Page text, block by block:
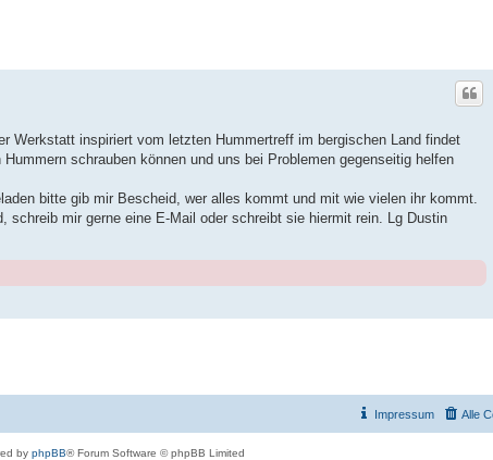
Werkstatt inspiriert vom letzten Hummertreff im bergischen Land findet
schrauben können und uns bei Problemen gegenseitig helfen
bitte gib mir Bescheid, wer alles kommt und mit wie vielen ihr kommt.
mir gerne eine E-Mail oder schreibt sie hiermit rein. Lg Dustin
Alle
Impressum
by phpBB® Forum Software © phpBB Limited